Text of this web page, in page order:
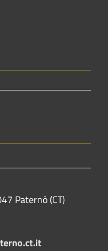
Paternò (CT)